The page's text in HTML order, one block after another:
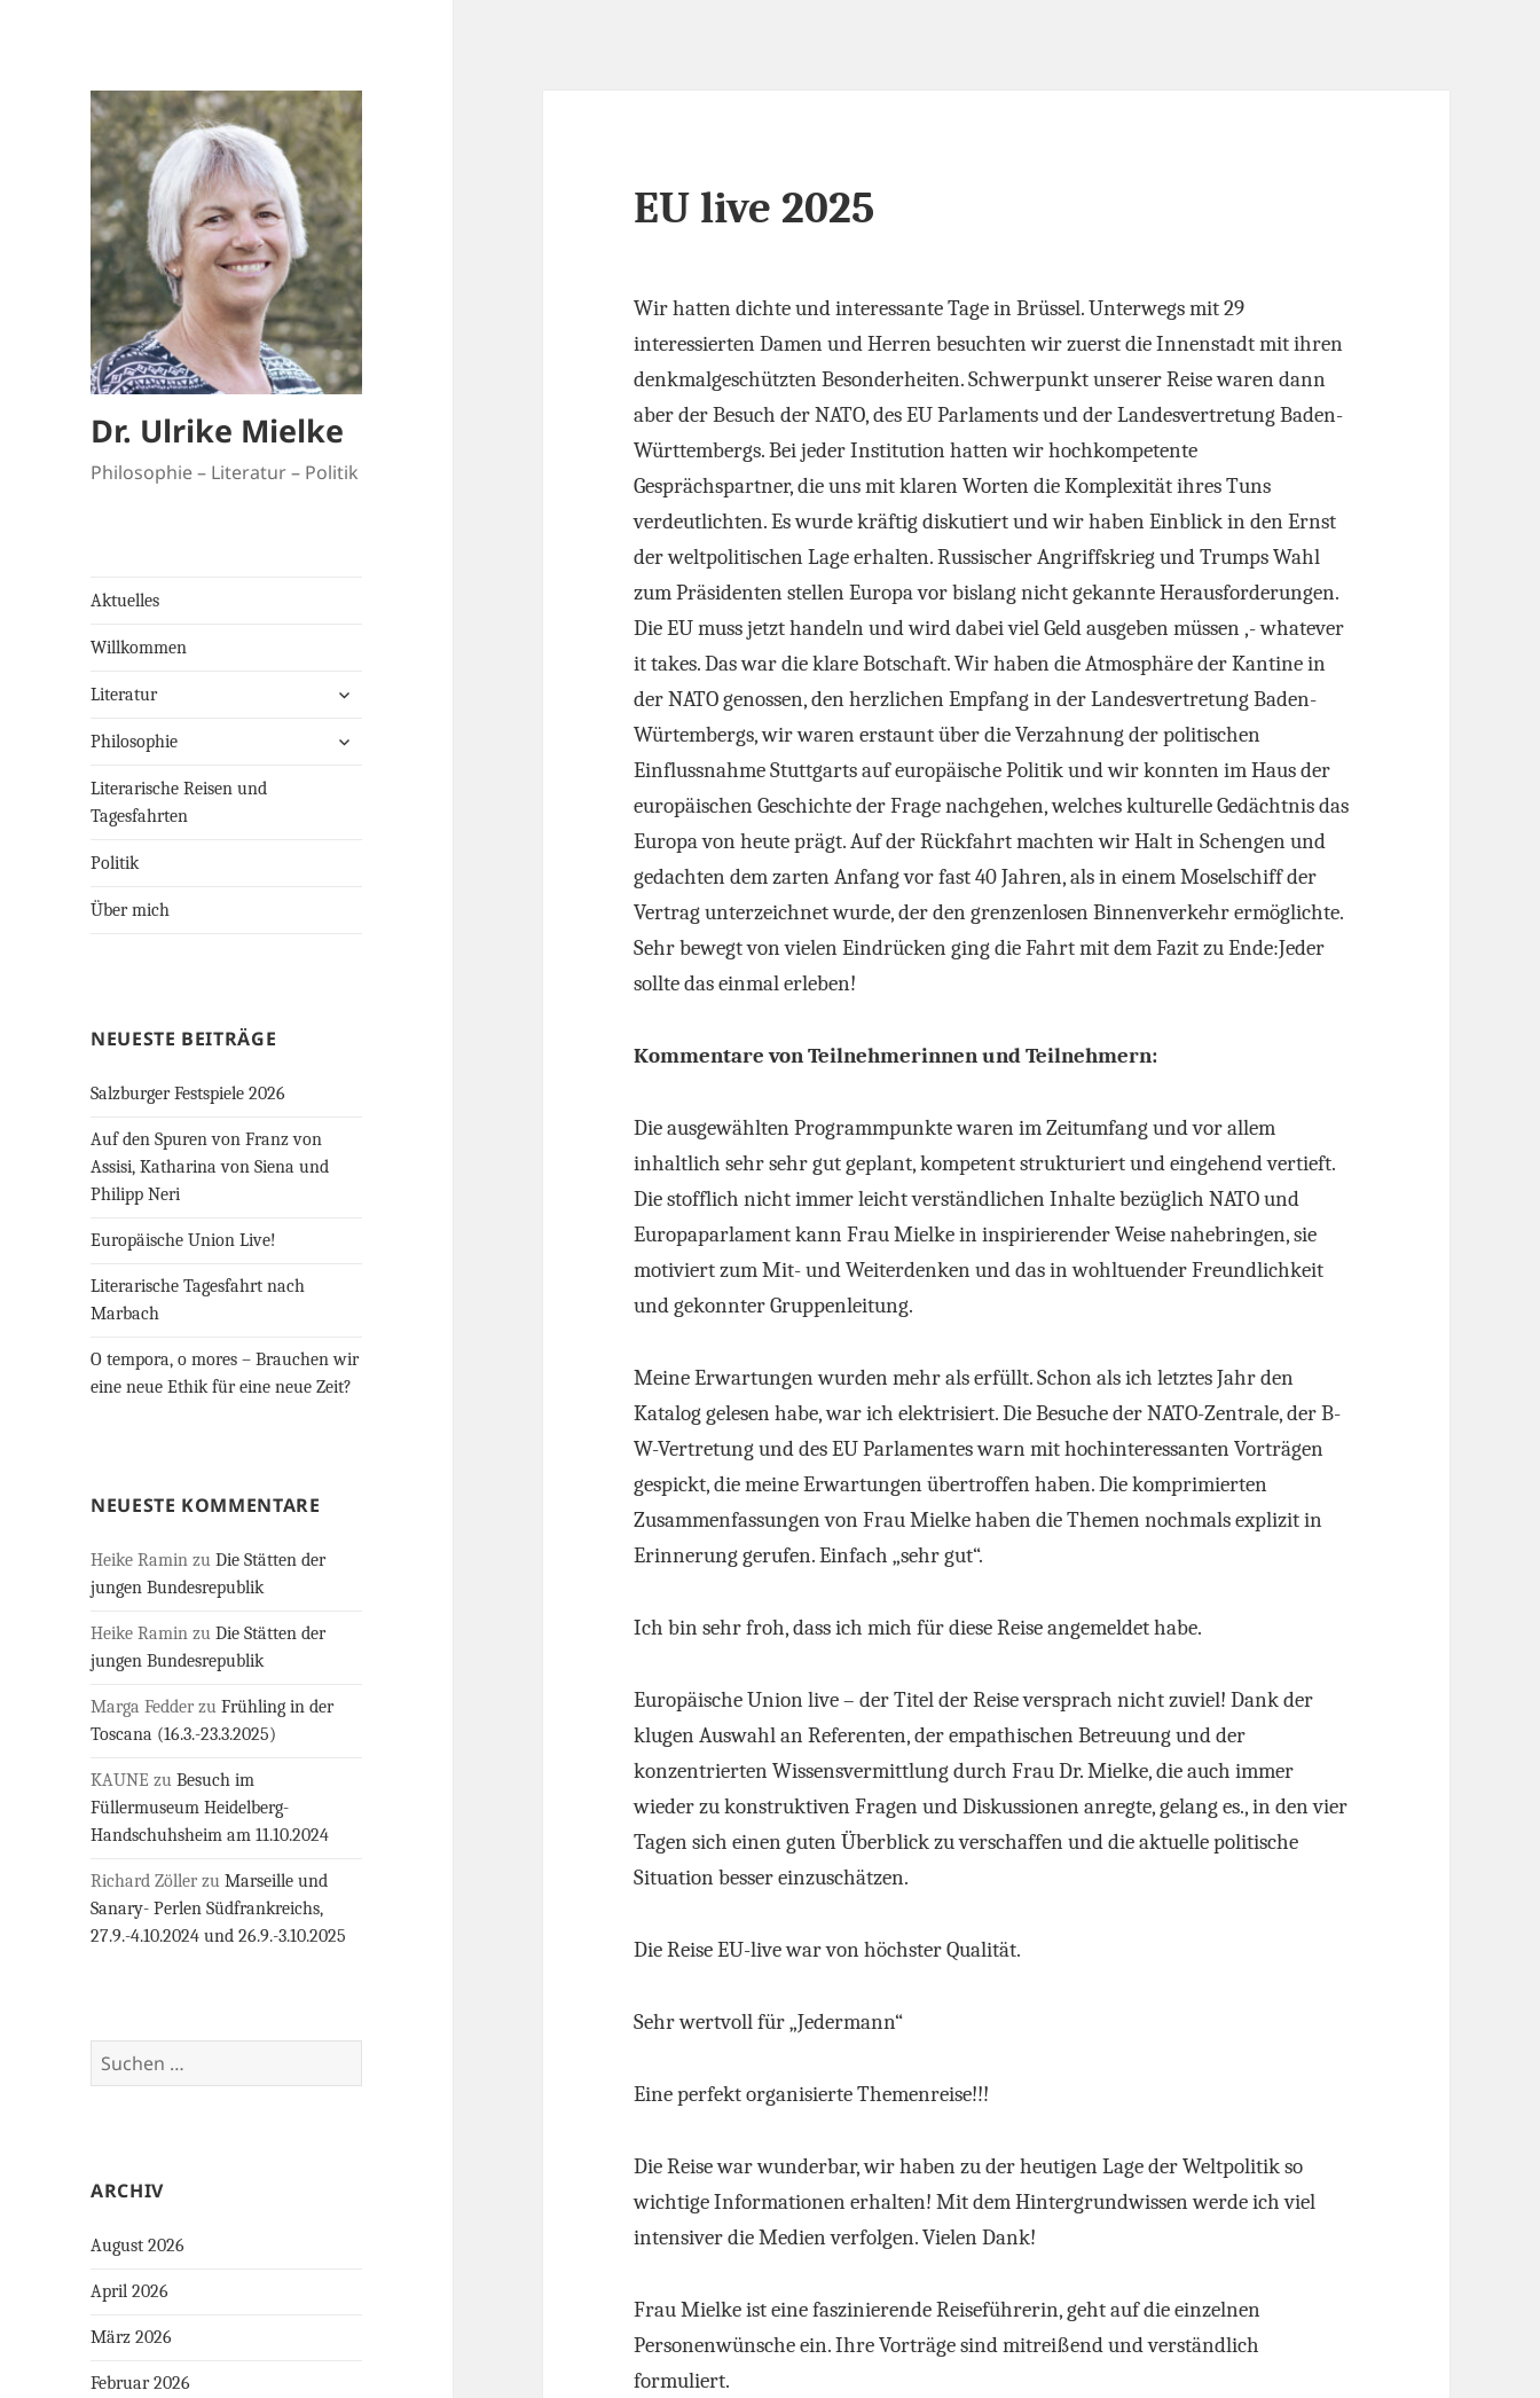
Dr. Ulrike Mielke
Philosophie – Literatur – Politik
Aktuelles
Willkommen
Literatur
untermenü
Philosophie
untermenü
Literarische Reisen und
Tagesfahrten
Politik
Über mich
NEUESTE BEITRÄGE
Salzburger Festspiele 2026
Auf den Spuren von Franz von
Assisi, Katharina von Siena und
Philipp Neri
Europäische Union Live!
Literarische Tagesfahrt nach
Marbach
O tempora, o mores – Brauchen wir
eine neue Ethik für eine neue Zeit?
NEUESTE KOMMENTARE
Heike Ramin zuDie Stätten der
jungen Bundesrepublik
Heike Ramin zuDie Stätten der
jungen Bundesrepublik
Marga FedderzuFrühling in der
Toscana (16.3.-23.3.2025)
KAUNE zuBesuch im
Füllermuseum Heidelberg-
Handschuhsheim am 11.10.2024
Richard ZöllerzuMarseille und
Sanary- Perlen Südfrankreichs,
27.9.-4.10.2024 und 26.9.-3.10.2025
Suchen
ARCHIV
August 2026
April 2026
März 2026
Februar 2026
EU live 2025
Wir hatten dichte und interessante Tage in Brüssel. Unterwegs mit 29
interessierten Damen und Herren besuchten wir zuerst die Innenstadt mit ihren
denkmalgeschützten Besonderheiten. Schwerpunkt unserer Reise waren dann
aber der Besuch der NATO, des EU Parlaments und der Landesvertretung Baden-
Württembergs. Bei jeder Institution hatten wir hochkompetente
Gesprächspartner, die uns mit klaren Worten die Komplexität ihres Tuns
verdeutlichten. Es wurde kräftig diskutiert und wir haben Einblick in den Ernst
der weltpolitischen Lage erhalten. Russischer Angriffskrieg und Trumps Wahl
zum Präsidenten stellen Europa vor bislang nicht gekannte Herausforderungen.
Die EU muss jetzt handeln und wird dabei viel Geld ausgeben müssen ,- whatever
it takes. Das war die klare Botschaft. Wir haben die Atmosphäre der Kantine in
der NATO genossen, den herzlichen Empfang in der Landesvertretung Baden-
Würtembergs, wir waren erstaunt über die Verzahnung der politischen
Einflussnahme Stuttgarts auf europäische Politik und wir konnten im Haus der
europäischen Geschichte der Frage nachgehen, welches kulturelle Gedächtnis das
Europa von heute prägt. Auf der Rückfahrt machten wir Halt in Schengen und
gedachten dem zarten Anfang vor fast 40 Jahren, als in einem Moselschiff der
Vertrag unterzeichnet wurde, der den grenzenlosen Binnenverkehr ermöglichte.
Sehr bewegt von vielen Eindrücken ging die Fahrt mit dem Fazit zu Ende:Jeder
sollte das einmal erleben!
Kommentare von Teilnehmerinnen und Teilnehmern:
Die ausgewählten Programmpunkte waren im Zeitumfang und vor allem
inhaltlich sehr sehr gut geplant, kompetent strukturiert und eingehend vertieft.
Die stofflich nicht immer leicht verständlichen Inhalte bezüglich NATO und
Europaparlament kann Frau Mielke in inspirierender Weise nahebringen, sie
motiviert zum Mit- und Weiterdenken und das in wohltuender Freundlichkeit
und gekonnter Gruppenleitung.
Meine Erwartungen wurden mehr als erfüllt. Schon als ich letztes Jahr den
Katalog gelesen habe, war ich elektrisiert. Die Besuche der NATO-Zentrale, der B-
W-Vertretung und des EU Parlamentes warn mit hochinteressanten Vorträgen
gespickt, die meine Erwartungen übertroffen haben. Die komprimierten
Zusammenfassungen von Frau Mielke haben die Themen nochmals explizit in
Erinnerung gerufen. Einfach „sehr gut“.
Ich bin sehr froh, dass ich mich für diese Reise angemeldet habe.
Europäische Union live – der Titel der Reise versprach nicht zuviel! Dank der
klugen Auswahl an Referenten, der empathischen Betreuung und der
konzentrierten Wissensvermittlung durch Frau Dr. Mielke, die auch immer
wieder zu konstruktiven Fragen und Diskussionen anregte, gelang es., in den vier
Tagen sich einen guten Überblick zu verschaffen und die aktuelle politische
Situation besser einzuschätzen.
Die Reise EU-live war von höchster Qualität.
Sehr wertvoll für „Jedermann“
Eine perfekt organisierte Themenreise!!!
Die Reise war wunderbar, wir haben zu der heutigen Lage der Weltpolitik so
wichtige Informationen erhalten! Mit dem Hintergrundwissen werde ich viel
intensiver die Medien verfolgen. Vielen Dank!
Frau Mielke ist eine faszinierende Reiseführerin, geht auf die einzelnen
Personenwünsche ein. Ihre Vorträge sind mitreißend und verständlich
formuliert.